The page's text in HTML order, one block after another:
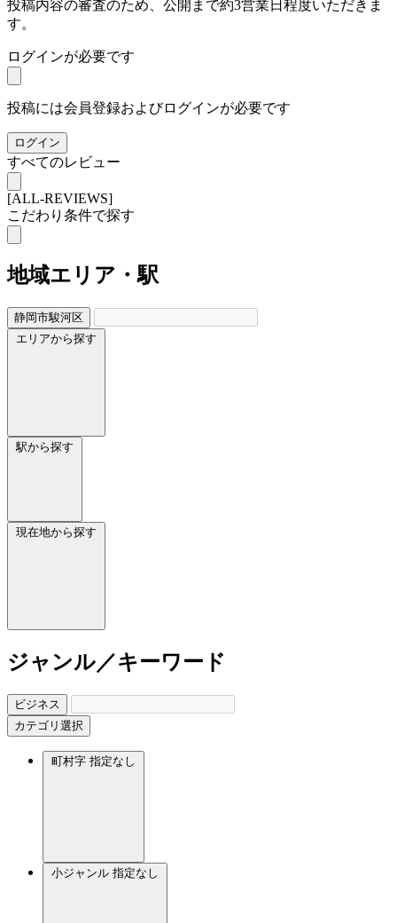
投稿内容の審査のため、公開まで約3営業日程度いただきま
す。
ログインが必要です
投稿には会員登録およびログインが必要です
ログイン
すべてのレビュー
[ALL-REVIEWS]
こだわり条件で探す
地域エリア・駅
静岡市駿河区
エリアから探す
駅から探す
現在地から探す
ジャンル／キーワード
ビジネス
カテゴリ選択
町村字 指定なし
小ジャンル 指定なし